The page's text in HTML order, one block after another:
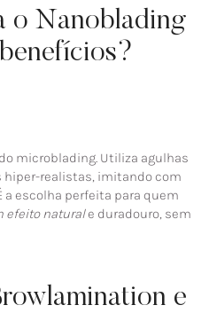
o Nanoblading
microblading. Utiliza agulhas
realistas, imitando com
a escolha perfeita para quem
efeito naturale duradouro, sem
e